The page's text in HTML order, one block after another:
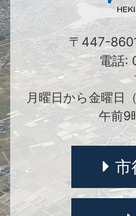
〒447-
電話:
月曜日から金曜日
午前9
市